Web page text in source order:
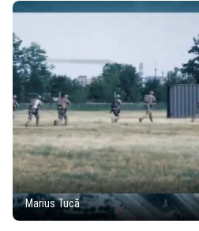
Marius Tucă